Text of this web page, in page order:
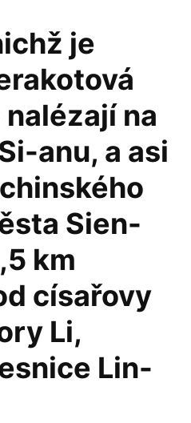
je
na
anu, a asi
Sien-
km
císařovy
Li,
Lin-